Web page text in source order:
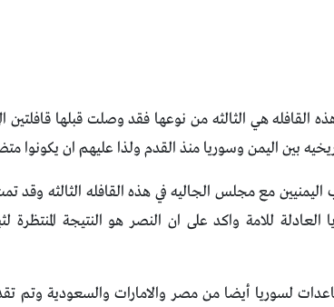
القافله هي الثالثه من نوعها فقد وصلت قبلها قافلتين
بين اليمن وسوريا منذ القدم ولذا عليهم ان يكونوا
مع مجلس الجاليه في هذه القافله الثالثه وقد
للامة واكد على ان النصر هو النتيجة المنتظرة
لسوريا أيضا من مصر والامارات والسعودية وتم